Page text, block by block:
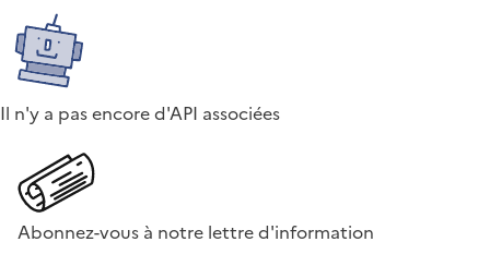
Il n'y a pas encore d'API associées
Abonnez-vous à notre lettre d'information